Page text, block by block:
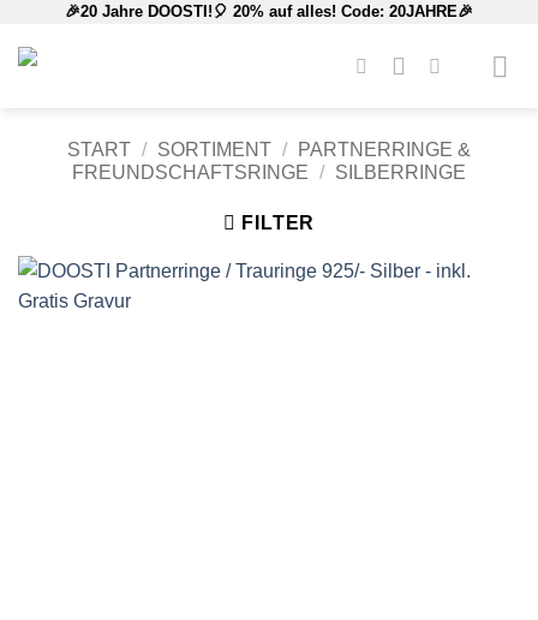
Inhalt
🎉20 Jahre DOOSTI!🎈 20% auf alles! Code: 20JAHRE🎉
START / SORTIMENT /
PARTNERRINGE &
FREUNDSCHAFTSRINGE / SILBERRINGE
FILTER